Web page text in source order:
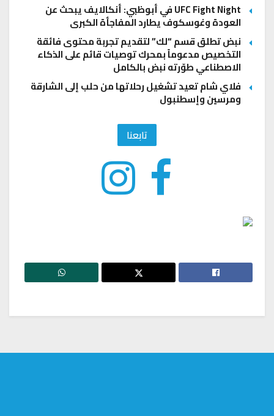
UFC Fight Night في أبوظبي: أنكالايف يبحث عن
العودة وغوسكوف يطارد المفاجأة الكبرى
نبض تطلق قسم “لك” لتقديم تجربة محتوى فائقة
التخصيص مدعوماً بمحرك توصيات قائم على الذكاء
الاصطناعي طوّرته نبض بالكامل
فلاي شام تعيد تشغيل رحلاتها من حلب إلى الشارقة
ومرسين وإسطنبول
تابعنا